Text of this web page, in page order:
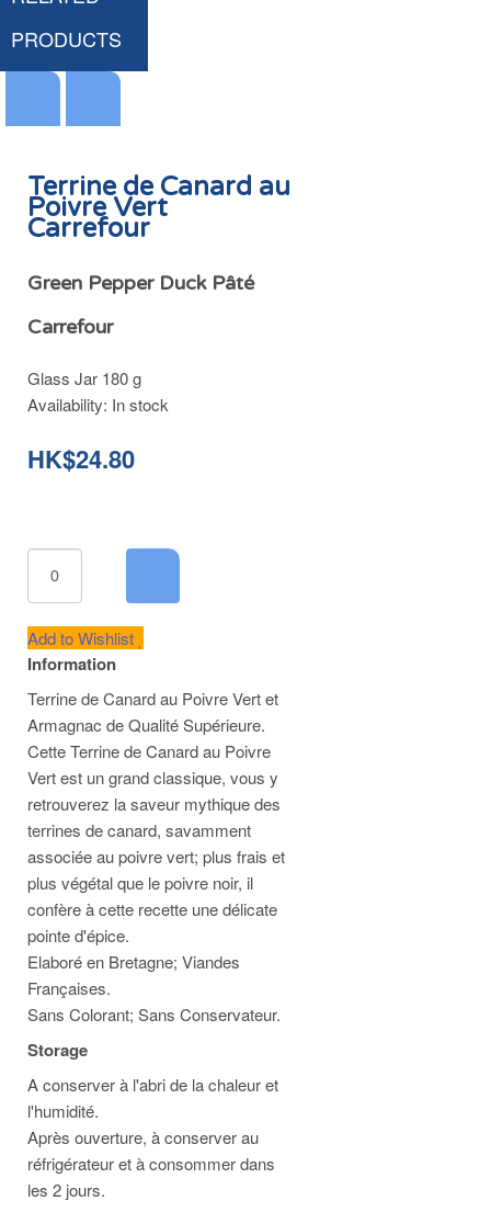
PRODUCTS
Cornichons Croquants Vinaigre et Aromates Simpl
HK$39.00
Add
Cornichons Extra-Fins l'Original Maille
HK$39.90
Add
HK$26.00
Terrine de Canard au
Poivre Vert
Carrefour
Green Pepper Duck Pâté
Carrefour
Glass Jar 180 g
Availability: In stock
HK$24.80
Add to Wishlist
Information
Terrine de Canard au Poivre Vert et
Armagnac de Qualité Supérieure.
Cette Terrine de Canard au Poivre
Vert est un grand classique, vous y
retrouverez la saveur mythique des
terrines de canard, savamment
associée au poivre vert; plus frais et
plus végétal que le poivre noir, il
confère à cette recette une délicate
pointe d'épice.
Elaboré en Bretagne; Viandes
Françaises.
Sans Colorant; Sans Conservateur.
Storage
A conserver à l'abri de la chaleur et
l'humidité.
Après ouverture, à conserver au
réfrigérateur et à consommer dans
les 2 jours.